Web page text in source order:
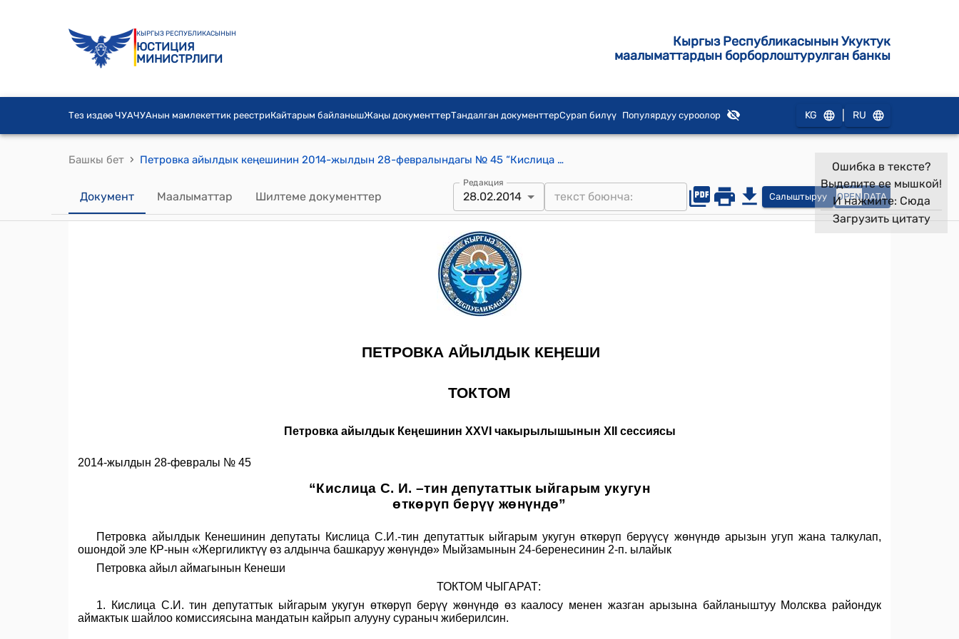
КЫРГЫЗ РЕСПУБЛИКАСЫНЫН
ЮСТИЦИЯ
МИНИСТРЛИГИ
Кыргыз Республикасынын Укуктук
маалыматтардын борборлоштурулган банкы
Тез издөө ЧУАЧУАнын мамлекеттик реестриКайтарым байланышЖаңы документтерТандалган документтерСурап билүү Популярдуу суроолор KG RU
Башкы бет › Петровка айылдык кеңешинин 2014-жылдын 28-февралындагы № 45 “Кислица С. И. –тин депутаттык ыйгарым укугун өткөрүп берүү жөнүндө” токтому
Документ Маалыматтар Шилтеме документтер
Редакция
28.02.2014 Салыштыруу OPEN DATA
Ошибка в тексте?
Выделите ее мышкой!
И нажмите: Сюда
Загрузить цитату